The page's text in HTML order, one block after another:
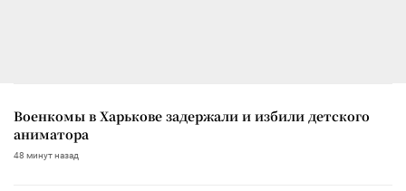
Военкомы в Харькове задержали и избили детского
аниматора
48 минут назад